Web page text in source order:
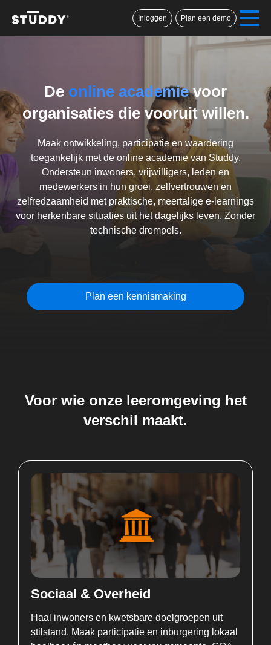
Inloggen Plan een demo
De online academievoor
organisaties die vooruit willen.
Maak ontwikkeling, participatie en waardering
toegankelijk met de online academie van Studdy.
Ondersteun inwoners, vrijwilligers, leden en
medewerkers in hun groei, zelfvertrouwen en
zelfredzaamheid met praktische, meertalige e-learnings
voor herkenbare situaties uit het dagelijks leven. Zonder
technische drempels.
.
Plan een kennismaking
Voor wie onze leeromgeving het
verschil maakt.
Sociaal & Overheid
Haal inwoners en kwetsbare doelgroepen uit
stilstand. Maak participatie en inburgering lokaal